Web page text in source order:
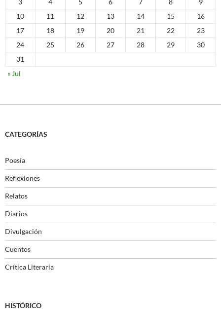
3
4 5 6 7 8
9
10
11 12 13 14 15
16
17
18 19 20 21 22
23
24
25 26 27 28 29
30
31
« Jul
CATEGORÍAS
Poesía
Reflexiones
Relatos
Diarios
Divulgación
Cuentos
Crítica Literaria
HISTÓRICO